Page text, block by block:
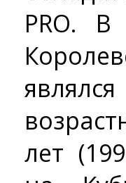
PRO. В
лет